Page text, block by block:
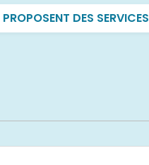
PROPOSENT DES SERVICES